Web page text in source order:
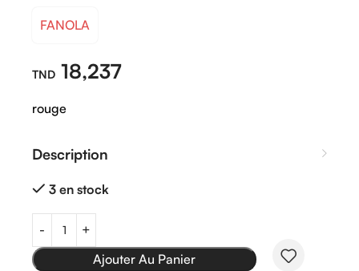
FANOLA
18,237
rouge
Description
3 en stock
Ajouter Au Panier